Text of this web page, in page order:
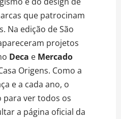
que patrocinam
Na edição de São
projetos
Deca e Mercado
Origens. Como a
e a cada ano, o
para ver todos os
a página oficial da